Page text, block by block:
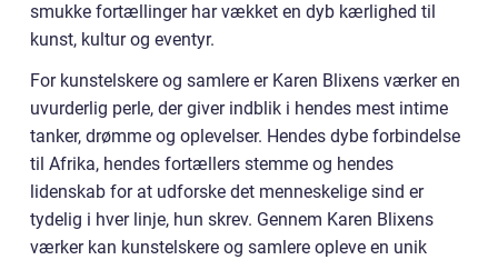
smukke fortællinger har vækket en dyb kærlighed til
kunst, kultur og eventyr.
For kunstelskere og samlere er Karen Blixens værker en
uvurderlig perle, der giver indblik i hendes mest intime
tanker, drømme og oplevelser. Hendes dybe forbindelse
til Afrika, hendes fortællers stemme og hendes
lidenskab for at udforske det menneskelige sind er
tydelig i hver linje, hun skrev. Gennem Karen Blixens
værker kan kunstelskere og samlere opleve en unik